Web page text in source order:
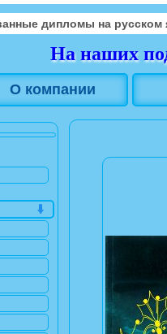
дипломы на русском
На наших
О компании